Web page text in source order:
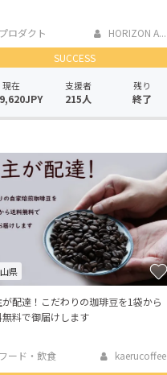
プロダクト
HORIZON A...
SUCCESS
現在 支援者
215人
残り
終了
県
が配達！こだわりの珈琲豆を1袋から
無料で御届けします
フード・飲食
kaerucoffee